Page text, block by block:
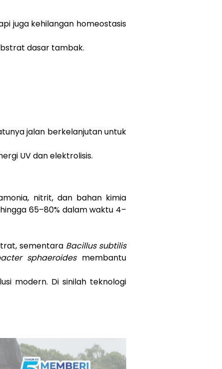
juga kehilangan homeostasis
dasar tambak.
jalan berkelanjutan untuk
UV dan elektrolisis.
nitrit, dan bahan kimia
65–80% dalam waktu 4–
sementara Bacillus subtilis
sphaeroidesmembantu
modern. Di sinilah teknologi